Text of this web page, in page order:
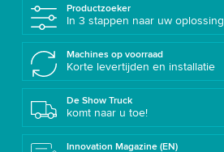
Productzoeker
In 3 stappen naar uw oplossing
Machines op voorraad
Korte levertijden en installatie
De Show Truck
komt naar u toe!
Innovation Magazine (EN)